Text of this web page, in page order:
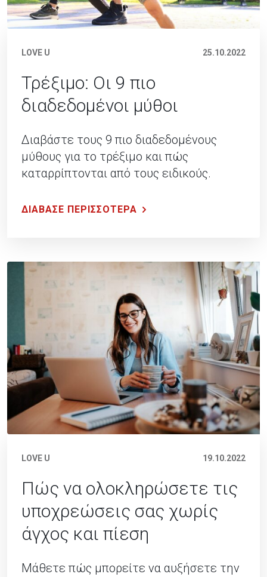
LOVE U 25.10.2022
Τρέξιμο: Οι 9 πιο
διαδεδομένοι μύθοι
Διαβάστε τους 9 πιο διαδεδομένους
μύθους για το τρέξιμο και πώς
καταρρίπτονται από τους ειδικούς.
ΔΙΑΒΑΣΕ ΠΕΡΙΣΣΟΤΕΡΑ
LOVE U 19.10.2022
Πώς να ολοκληρώσετε τις
υποχρεώσεις σας χωρίς
άγχος και πίεση
Μάθετε πώς μπορείτε να αυξήσετε την